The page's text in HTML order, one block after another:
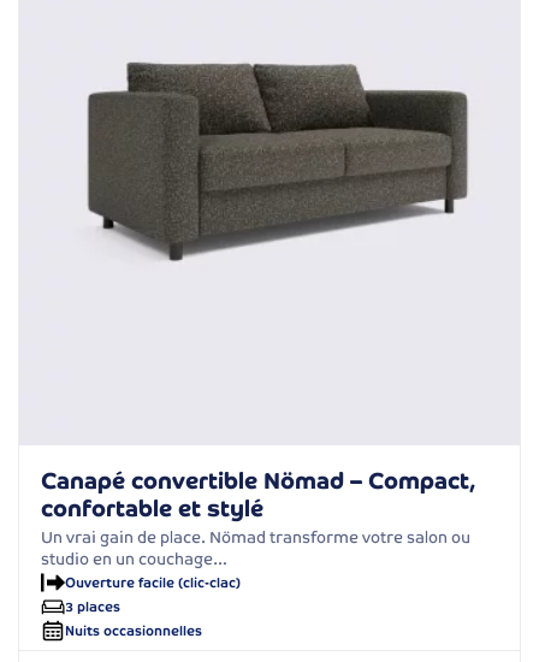
Canapé convertible Nömad – Compact,
confortable et stylé
Un vrai gain de place. Nömad transforme votre salon ou
studio en un couchage…
Ouverture facile (clic-clac)
3 places
Nuits occasionnelles